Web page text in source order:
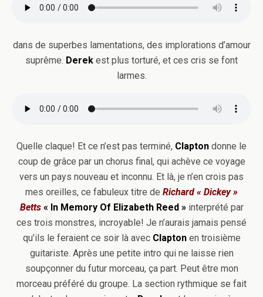
dans de superbes lamentations, des implorations d’amour
suprême. Derek est plus torturé, et ces cris se font
larmes.
Quelle claque! Et ce n’est pas terminé, Clapton donne le
coup de grâce par un chorus final, qui achève ce voyage
vers un pays nouveau et inconnu. Et là, je n’en crois pas
mes oreilles, ce fabuleux titre de Richard « Dickey »
Betts « In Memory Of Elizabeth Reed »interprété par
ces trois monstres, incroyable! Je n’aurais jamais pensé
qu’ils le feraient ce soir là avec Claptonen troisième
guitariste. Après une petite intro qui ne laisse rien
soupçonner du futur morceau, ça part. Peut être mon
morceau préféré du groupe. La section rythmique se fait